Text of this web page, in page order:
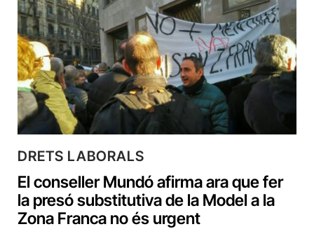
DRETS LABORALS
El conseller Mundó afirma ara que fer
la presó substitutiva de la Model a la
Zona Franca no és urgent